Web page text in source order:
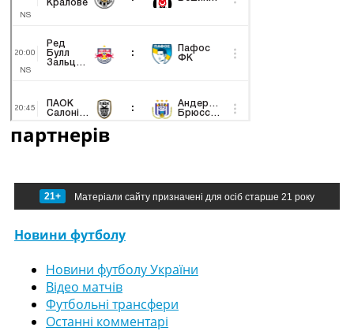
партнерів
21+ Матеріали сайту призначені для осіб старше 21 року
Новини футболу
Новини футболу України
Відео матчів
Футбольні трансфери
Останні комментарі